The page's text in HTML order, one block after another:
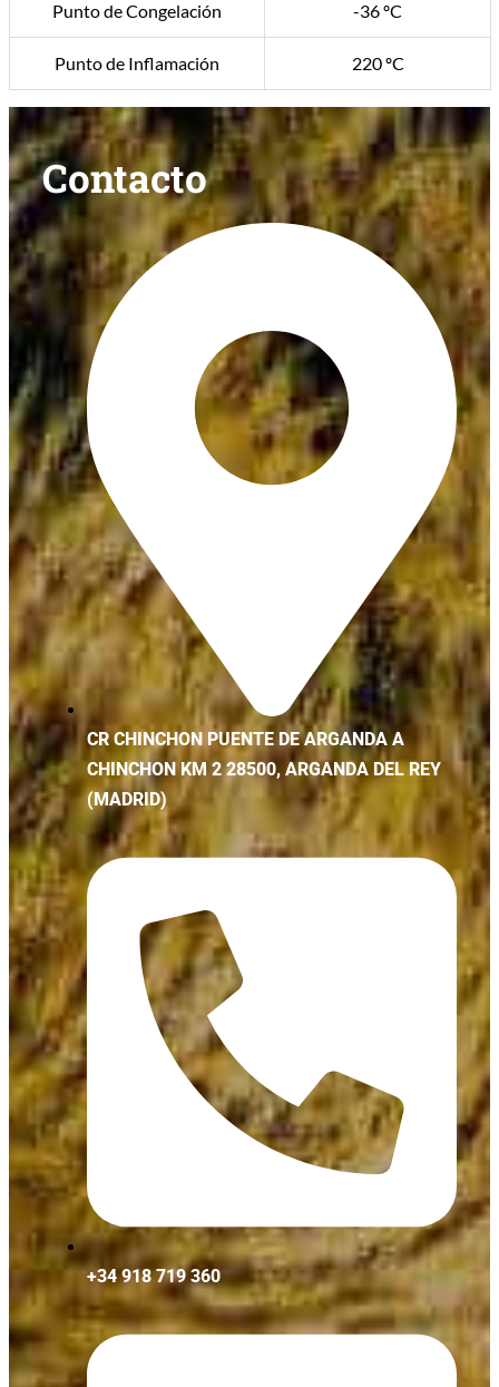
Punto de Congelación -36 ºC
Punto de Inflamación 220 ºC
Contacto
CR CHINCHON PUENTE DE ARGANDA A
CHINCHON KM 2 28500, ARGANDA DEL REY
(MADRID)
+34 918 719 360